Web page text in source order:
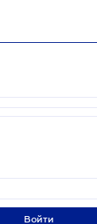
войти